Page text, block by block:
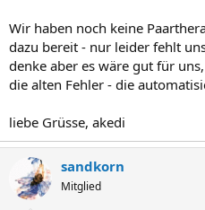
Wir haben noch keine
dazu bereit - nur leider fehlt
denke aber es wäre gut für
die alten Fehler - die
liebe Grüsse, akedi
sandkorn
Mitglied